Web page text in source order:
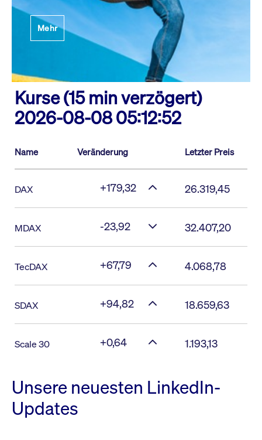
Mehr
Kurse (15 min verzögert)
2026-08-08 05:12:52
Name Veränderung Letzter Preis
DAX +179,32 26.319,45
MDAX -23,92 32.407,20
TecDAX +67,79 4.068,78
SDAX +94,82 18.659,63
Scale 30 +0,64 1.193,13
Unsere neuesten LinkedIn-
Updates